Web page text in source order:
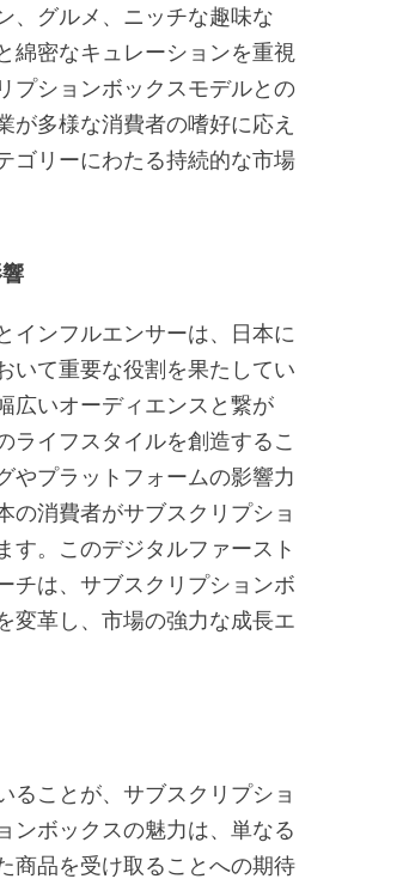
、グルメ、ニッチな趣味な
綿密なキュレーションを重視
プションボックスモデルとの
が多様な消費者の嗜好に応え
ゴリーにわたる持続的な市場
インフルエンサーは、日本に
いて重要な役割を果たしてい
広いオーディエンスと繋が
ライフスタイルを創造するこ
やプラットフォームの影響力
の消費者がサブスクリプショ
す。このデジタルファースト
チは、サブスクリプションボ
変革し、市場の強力な成長エ
ることが、サブスクリプショ
ンボックスの魅力は、単なる
商品を受け取ることへの期待